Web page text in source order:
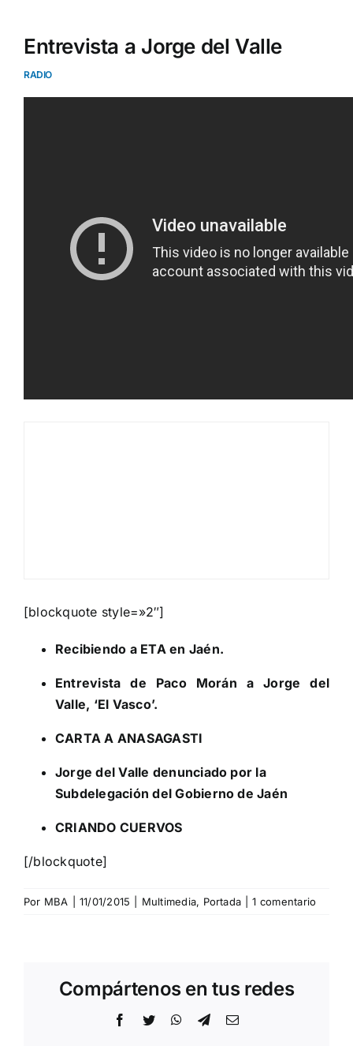
Entrevista a Jorge del Valle
RADIO
[blockquote style=»2″]
Recibiendo a ETA en Jaén.
Entrevista de Paco Morán a Jorge del
Valle, ‘El Vasco’.
CARTA A ANASAGASTI
Jorge del Valle denunciado por la
Subdelegación del Gobierno de Jaén
CRIANDO CUERVOS
[/blockquote]
Por MBA 11/01/2015 Multimedia, Portada 1 comentario
Compártenos en tus redes
Facebook
Twitter WhatsApp
TelegramCorreo